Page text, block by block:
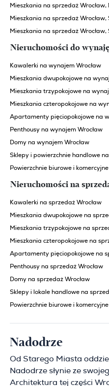
Mieszkania na sprzedaż
Mieszkania na sprzedaż
Mieszkania na sprzedaż Wrocław,
Nieruchomości do
Kawalerki na wynajem Wrocław
Mieszkania dwupokojowe na
Mieszkania trzypokojowe na
Mieszkania czteropokojowe na
Apartamenty pięciopokojowe na
Penthousy na wynajem Wrocław
Domy na wynajem Wrocław
Sklepy i powierzchnie handlowe
Powierzchnie biurowe i
Nieruchomości na
Kawalerki na sprzedaż Wrocław
Mieszkania dwupokojowe na
Mieszkania trzypokojowe na
Mieszkania czteropokojowe na
Apartamenty pięciopokojowe na
Penthousy na sprzedaż Wrocław
Domy na sprzedaż Wrocław
Sklepy i lokale handlowe na
Powierzchnie biurowe i
Nadodrze
Od Starego Miasta
Nadodrze słynie ze
Architektura tej części